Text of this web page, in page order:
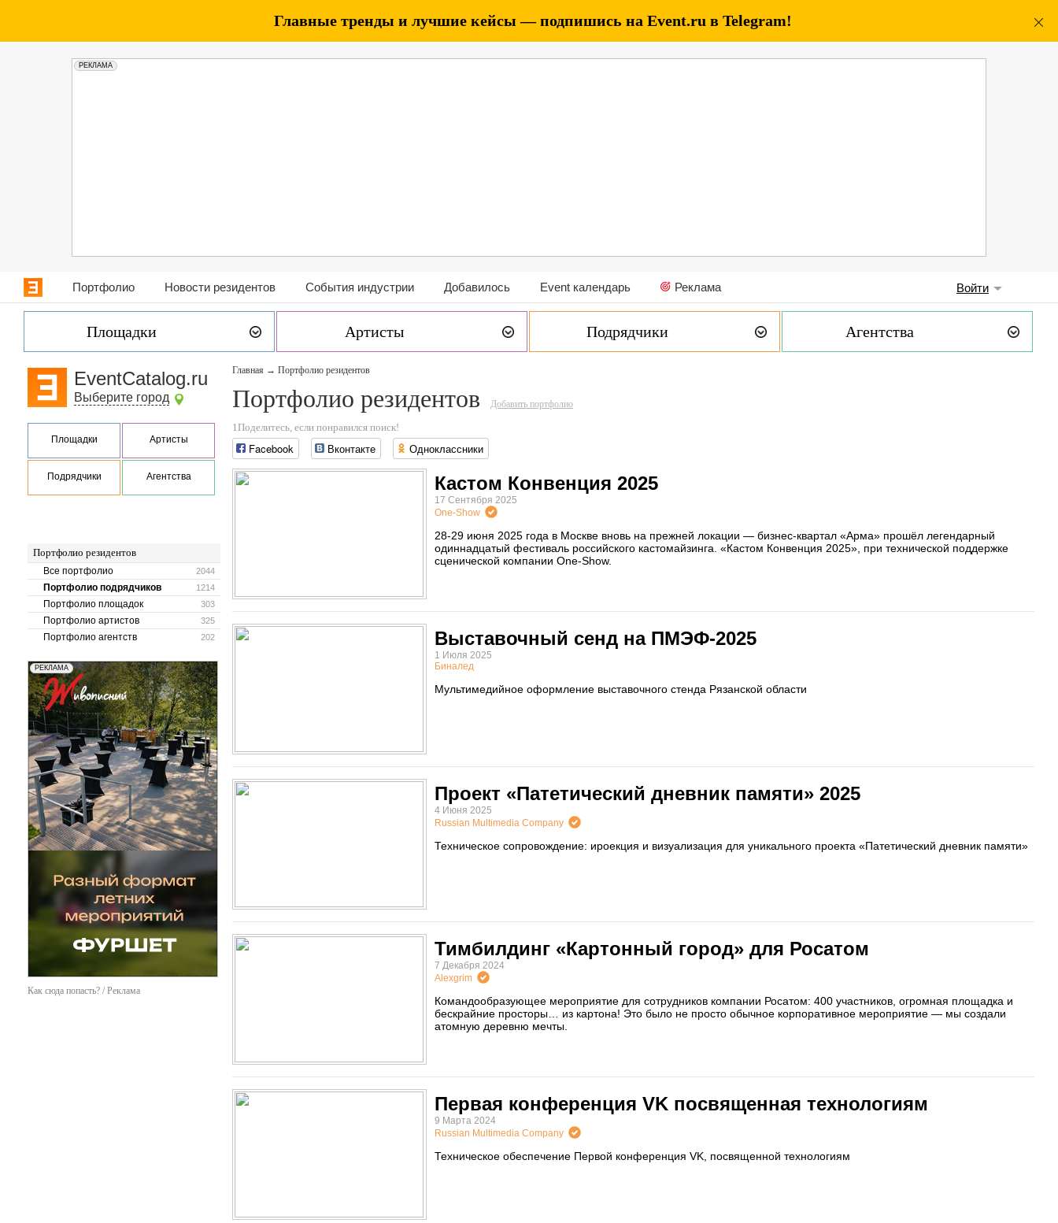
РЕКЛАМА
Главные тренды и лучшие кейсы — подпишись на Event.ru в Telegram!
Портфолио Новости резидентов События индустрии Добавилось Event календарь Реклама Войти
Площадки Артисты Подрядчики Агентства
EventCatalog.ru
Выберите город
Площадки Артисты
Подрядчики Агентства
Портфолио резидентов
2044
Все портфолио
1214
Портфолио подрядчиков
303
Портфолио площадок
325
Портфолио артистов
202
Портфолио агентств
Как сюда попасть? / Реклама
Главная → Портфолио резидентов
Портфолио резидентов Добавить портфолио
1Поделитесь, если понравился поиск!
Facebook Вконтакте Одноклассники
Кастом Конвенция 2025
17 Сентября 2025
One-Show
28-29 июня 2025 года в Москве вновь на прежней локации — бизнес-квартал «Арма» прошёл легендарный
одиннадцатый фестиваль российского кастомайзинга. «Кастом Конвенция 2025», при технической поддержке
сценической компании One-Show.
Выставочный сенд на ПМЭФ-2025
1 Июля 2025
Биналед
Мультимедийное оформление выставочного стенда Рязанской области
Проект «Патетический дневник памяти» 2025
4 Июня 2025
Russian Multimedia Company
Техническое сопровождение: ироекция и визуализация для уникального проекта «Патетический дневник памяти»
Тимбилдинг «Картонный город» для Росатом
7 Декабря 2024
Alexgrim
Командообразующее мероприятие для сотрудников компании Росатом: 400 участников, огромная площадка и
бескрайние просторы… из картона! Это было не просто обычное корпоративное мероприятие — мы создали
атомную деревню мечты.
Первая конференция VK посвященная технологиям
9 Марта 2024
Russian Multimedia Company
Техническое обеспечение Первой конференция VK, посвященной технологиям